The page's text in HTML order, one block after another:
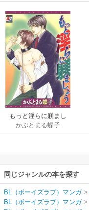
もっと淫らに躾まし
ょう
かぶとまる蝶子
同じジャンルの本を探す
BL（ボーイズラブ）マンガ>
BL（ボーイズラブ）マンガ>